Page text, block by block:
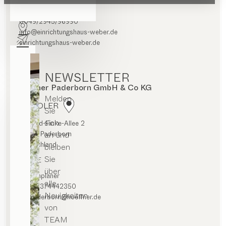
NEWSLETTER
Melden
Sie
sich
an und
bleiben
Sie
über
alle
Neuigkeiten
von
TEAM
0049/2945/96990
info@einrichtungshaus-weber.de
einrichtungshaus-weber.de
Höffner Paderborn GmbH & Co KG
HÄNDLER
Wilfried-Finke-Allee 2
33104 Paderborn
Deutschland
KÜCHE
Routenplaner
+4930374442350
ab-paderborn@hoeffner.de